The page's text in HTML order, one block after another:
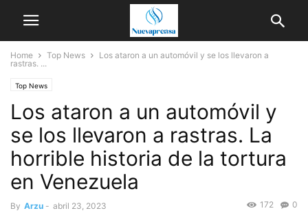
Home Top News
Los ataron a un automóvil y se los llevaron a
rastras. ...
Top News
Los ataron a un automóvil y
se los llevaron a rastras. La
horrible historia de la tortura
en Venezuela
By Arzu - abril 23, 2023 0
172